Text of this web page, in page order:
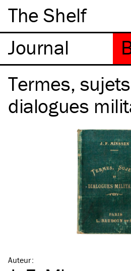
The Shelf
Termes,
dialogues
Auteur: